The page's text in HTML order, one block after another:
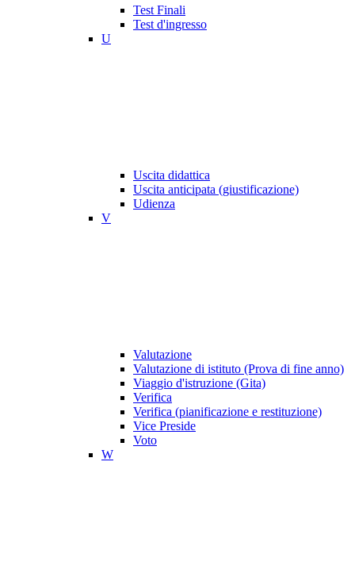
Test Finali
Test d'ingresso
U
Uscita didattica
Uscita anticipata (giustificazione)
Udienza
V
Valutazione
Valutazione di istituto (Prova di fine anno)
Viaggio d'istruzione (Gita)
Verifica
Verifica (pianificazione e restituzione)
Vice Preside
Voto
W